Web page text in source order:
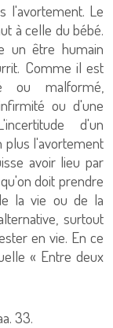
l'avortement. Le
à celle du bébé.
un être humain
Comme il est
ou malformé,
ou d'une
d'un
plus l'avortement
avoir lieu par
doit prendre
la vie ou de la
surtout
en vie. En ce
« Entre deux
33.